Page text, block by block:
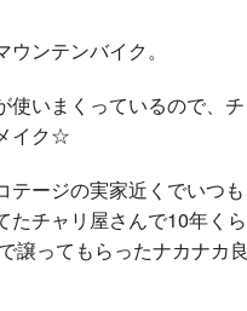
ウンテンバイク。
使いまくっているので、チ
イク☆
テージの実家近くでいつも
たチャリ屋さんで10年くら
譲ってもらったナカナカ良